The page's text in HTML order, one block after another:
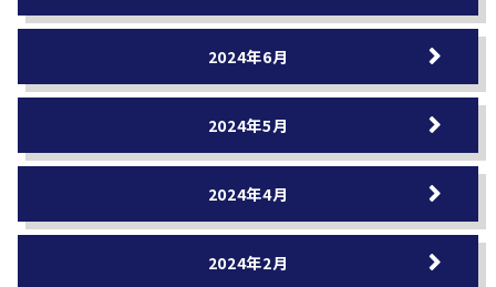
2024年6月
2024年5月
2024年4月
2024年2月